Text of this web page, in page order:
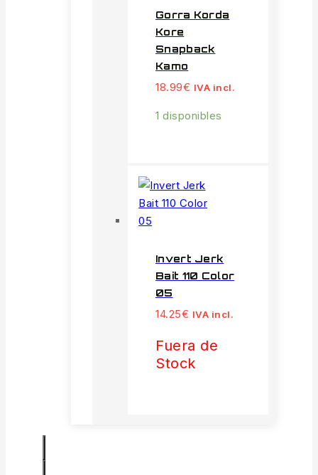
Gorra Korda
Kore
Snapback
Kamo
18.99€ IVA incl.
1 disponibles
Invert Jerk
Bait 110 Color
05
14.25€ IVA incl.
Fuera de
Stock